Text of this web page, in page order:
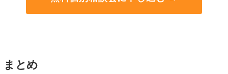
まとめ